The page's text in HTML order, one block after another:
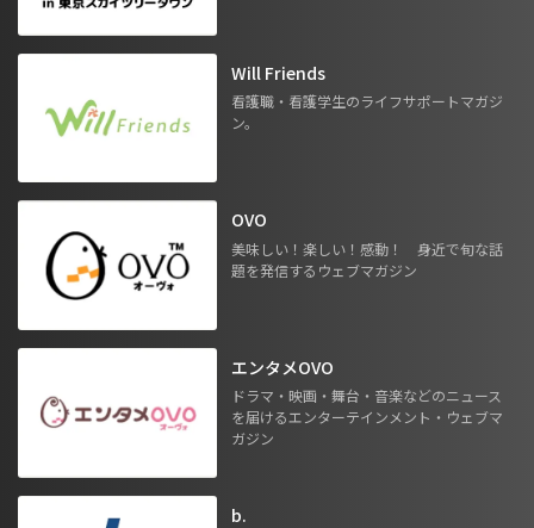
Will Friends
看護職・看護学生のライフサポートマガジ
ン。
OVO
美味しい！楽しい！感動！ 身近で旬な話
題を発信するウェブマガジン
エンタメOVO
ドラマ・映画・舞台・音楽などのニュース
を届けるエンターテインメント・ウェブマ
ガジン
b.